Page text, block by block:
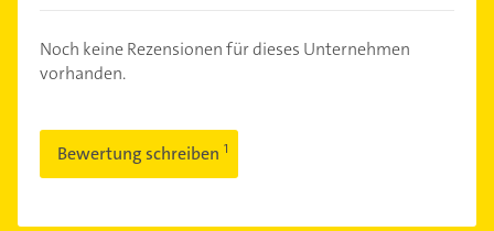
Noch keine Rezensionen für dieses Unternehmen
vorhanden.
Bewertung schreiben